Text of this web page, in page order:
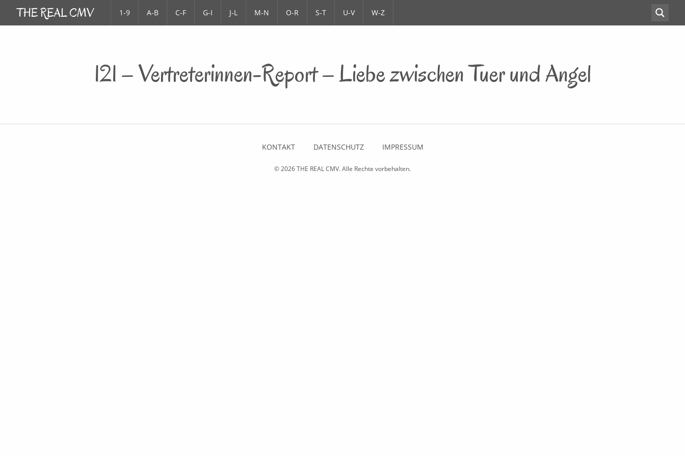
1-9 A-B C-F G-I J-L M-N O-R S-T U-V W-Z
121 – Vertreterinnen-Report – Liebe zwischen Tuer und Angel
KONTAKT DATENSCHUTZ IMPRESSUM
© 2026THE REAL CMV. Alle Rechte vorbehalten.